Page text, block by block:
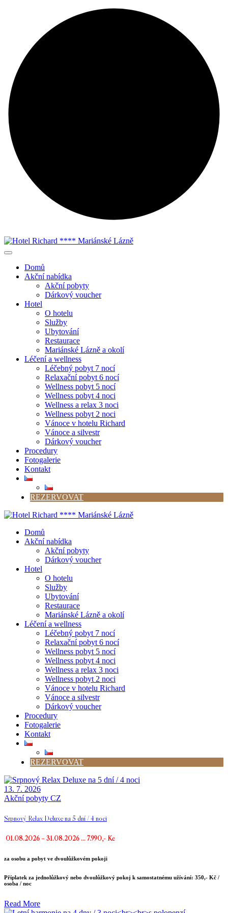
Domů
Akční nabídka
Akční pobyty
Dárkový voucher
Hotel
O hotelu
Služby
Ubytování
Restaurace
Mariánské Lázně a okolí
Léčení a wellness
Léčebný pobyt 7 nocí
Relaxační pobyt 6 nocí
Wellness pobyt 5 nocí
Wellness pobyt 4 noci
Wellness a relax 3 noci
Wellness pobyt 2 noci
Vánoce v hotelu Richard
Vánoce a silvestr
Dárkový voucher
Procedury
Fotogalerie
Kontakt
REZERVOVAT
Domů
Akční nabídka
Akční pobyty
Dárkový voucher
Hotel
O hotelu
Služby
Ubytování
Restaurace
Mariánské Lázně a okolí
Léčení a wellness
Léčebný pobyt 7 nocí
Relaxační pobyt 6 nocí
Wellness pobyt 5 nocí
Wellness pobyt 4 noci
Wellness a relax 3 noci
Wellness pobyt 2 noci
Vánoce v hotelu Richard
Vánoce a silvestr
Dárkový voucher
Procedury
Fotogalerie
Kontakt
REZERVOVAT
13. 7. 2026
Akční pobyty CZ
Srpnový Relax Deluxe na 5 dní / 4 noci
01.08.2026 – 31.08.2026 … 7.990,- Kč
za osobu a pobyt ve dvoulůžkovém pokoji
Příplatek za jednolůžkový nebo dvoulůžkový pokoj k samostatnému užívání: 350,- Kč /
osoba / noc
Read More